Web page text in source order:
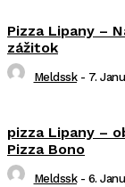
Pizza Lipany –
zážitok
Meldssk - 7.
pizza Lipany –
Pizza Bono
Meldssk - 6.